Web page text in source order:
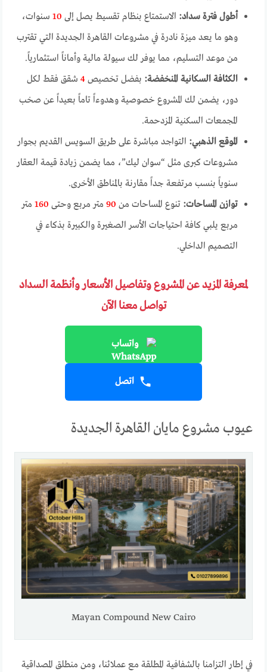
أطول فترة سداد: الاستمتاع بنظام تقسيط يصل إلى 10 سنوات،
وهو ما يعد ميزة نادرة في مشروعات القاهرة الجديدة التي تقترب
من موعد التسليم، مما يوفر لك سيولة مالية وأماناً استثمارياً.
الكثافة السكانية المنخفضة: بفضل تخصيص4 شقق فقط لكل
دور، يضمن لك المشروع خصوصية وهدوءاً تاماً بعيداً عن صخب
المجمعات السكنية المزدحمة.
الموقع الذهبي: التواجد مباشرة على طريق السويس القديم بجوار
مشروعات كبرى مثل “سوان ليك”، مما يضمن زيادة قيمة العقار
سنوياً بنسب مرتفعة جداً مقارنة بالمناطق الأخرى.
توازن المساحات: تنوع المساحات من 90 متر مربع وحتى 160 متر
مربع يلبي كافة احتياجات الأسر الصغيرة والكبيرة بذكاء في
التصميم الداخلي.
لمعرفة المزيد عن المشروع وتفاصيل الأسعار وأنظمة السداد
تواصل معنا الآن
واتساب
اتصل
عيوب مشروع مايان القاهرة الجديدة
Mayan Compound New Cairo
في إطار التزامنا بالشفافية المطلقة مع عملائنا، ومن منطلق المصداقية